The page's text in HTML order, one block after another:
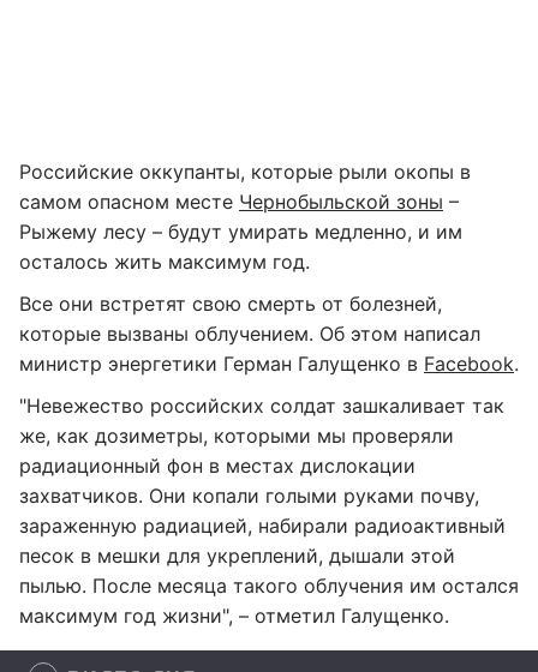
Российские оккупанты, которые рыли окопы в
самом опасном месте Чернобыльской зоны –
Рыжему лесу – будут умирать медленно, и им
осталось жить максимум год.
Все они встретят свою смерть от болезней,
которые вызваны облучением. Об этом написал
министр энергетики Герман Галущенко в Facebook.
"Невежество российских солдат зашкаливает так
же, как дозиметры, которыми мы проверяли
радиационный фон в местах дислокации
захватчиков. Они копали голыми руками почву,
зараженную радиацией, набирали радиоактивный
песок в мешки для укреплений, дышали этой
пылью. После месяца такого облучения им остался
максимум год жизни", – отметил Галущенко.